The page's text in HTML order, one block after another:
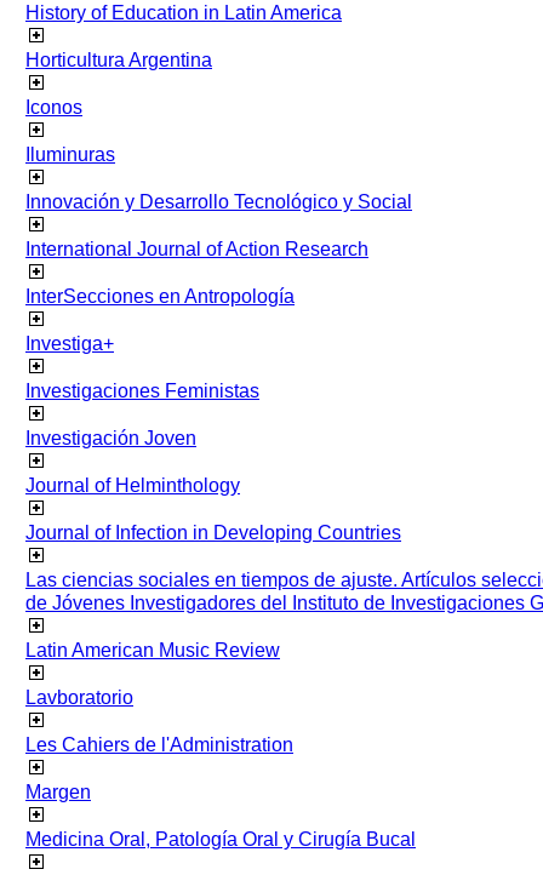
History of Education in Latin America
Horticultura Argentina
Iconos
Iluminuras
Innovación y Desarrollo Tecnológico y Social
International Journal of Action Research
InterSecciones en Antropología
Investiga+
Investigaciones Feministas
Investigación Joven
Journal of Helminthology
Journal of Infection in Developing Countries
Las ciencias sociales en tiempos de ajuste. Artículos
de Jóvenes Investigadores del Instituto de Investigaciones
Latin American Music Review
Lavboratorio
Les Cahiers de l'Administration
Margen
Medicina Oral, Patología Oral y Cirugía Bucal